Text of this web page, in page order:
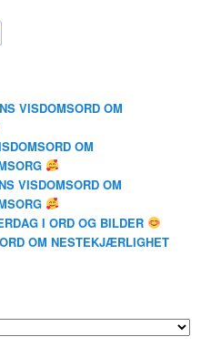
VISDOMSORD OM
OM
VISDOMSORD OM
I ORD OG BILDER
OM NESTEKJÆRLIGHET